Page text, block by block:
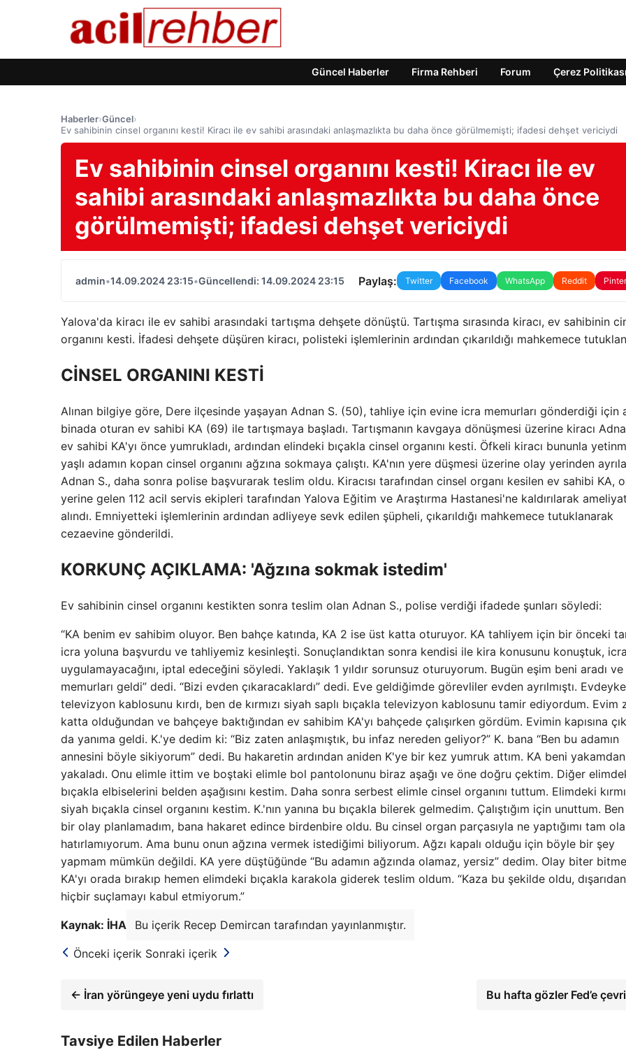
Güncel Haberler Firma Rehberi Forum Çerez Politikası
Haberler›Güncel›
Ev sahibinin cinsel organını kesti! Kiracı ile ev sahibi arasındaki anlaşmazlıkta bu daha önce görülmemişti; ifadesi dehşet vericiydi
Ev sahibinin cinsel organını kesti! Kiracı ile ev
sahibi arasındaki anlaşmazlıkta bu daha önce
görülmemişti; ifadesi dehşet vericiydi
admin•14.09.2024 23:15•Güncellendi: 14.09.2024 23:15 Paylaş: Twitter Facebook WhatsApp Reddit
Yalova'da kiracı ile ev sahibi arasındaki tartışma dehşete dönüştü. Tartışma sırasında kiracı, ev sahibinin
organını kesti. İfadesi dehşete düşüren kiracı, polisteki işlemlerinin ardından çıkarıldığı mahkemece
CİNSEL ORGANINI KESTİ
Alınan bilgiye göre, Dere ilçesinde yaşayan Adnan S. (50), tahliye için evine icra memurları gönderdiği için
binada oturan ev sahibi KA (69) ile tartışmaya başladı. Tartışmanın kavgaya dönüşmesi üzerine kiracı
ev sahibi KA'yı önce yumrukladı, ardından elindeki bıçakla cinsel organını kesti. Öfkeli kiracı bununla
yaşlı adamın kopan cinsel organını ağzına sokmaya çalıştı. KA'nın yere düşmesi üzerine olay yerinden
Adnan S., daha sonra polise başvurarak teslim oldu. Kiracısı tarafından cinsel organı kesilen ev sahibi KA,
yerine gelen 112 acil servis ekipleri tarafından Yalova Eğitim ve Araştırma Hastanesi'ne kaldırılarak
alındı. Emniyetteki işlemlerinin ardından adliyeye sevk edilen şüpheli, çıkarıldığı mahkemece tutuklanarak
cezaevine gönderildi.
KORKUNÇ AÇIKLAMA: 'Ağzına sokmak istedim'
Ev sahibinin cinsel organını kestikten sonra teslim olan Adnan S., polise verdiği ifadede şunları söyledi:
“KA benim ev sahibim oluyor. Ben bahçe katında, KA 2 ise üst katta oturuyor. KA tahliyem için bir önceki
icra yoluna başvurdu ve tahliyemiz kesinleşti. Sonuçlandıktan sonra kendisi ile kira konusunu konuştuk,
uygulamayacağını, iptal edeceğini söyledi. Yaklaşık 1 yıldır sorunsuz oturuyorum. Bugün eşim beni aradı ve
memurları geldi” dedi. “Bizi evden çıkaracaklardı” dedi. Eve geldiğimde görevliler evden ayrılmıştı.
televizyon kablosunu kırdı, ben de kırmızı siyah saplı bıçakla televizyon kablosunu tamir ediyordum. Evim
katta olduğundan ve bahçeye baktığından ev sahibim KA'yı bahçede çalışırken gördüm. Evimin kapısına
da yanıma geldi. K.'ye dedim ki: “Biz zaten anlaşmıştık, bu infaz nereden geliyor?” K. bana “Ben bu adamın
annesini böyle sikiyorum” dedi. Bu hakaretin ardından aniden K'ye bir kez yumruk attım. KA beni yakamdan
yakaladı. Onu elimle ittim ve boştaki elimle bol pantolonunu biraz aşağı ve öne doğru çektim. Diğer
bıçakla elbiselerini belden aşağısını kestim. Daha sonra serbest elimle cinsel organını tuttum. Elimdeki
siyah bıçakla cinsel organını kestim. K.'nın yanına bu bıçakla bilerek gelmedim. Çalıştığım için unuttum.
bir olay planlamadım, bana hakaret edince birdenbire oldu. Bu cinsel organ parçasıyla ne yaptığımı tam
hatırlamıyorum. Ama bunu onun ağzına vermek istediğimi biliyorum. Ağzı kapalı olduğu için böyle bir şey
yapmam mümkün değildi. KA yere düştüğünde “Bu adamın ağzında olamaz, yersiz” dedim. Olay biter
KA'yı orada bırakıp hemen elimdeki bıçakla karakola giderek teslim oldum. “Kaza bu şekilde oldu,
hiçbir suçlamayı kabul etmiyorum.”
Kaynak: İHA Bu içerik Recep Demircan tarafından yayınlanmıştır.
Önceki içerik Sonraki içerik
← İran yörüngeye yeni uydu fırlattı Bu hafta gözler Fed’e
Tavsiye Edilen Haberler